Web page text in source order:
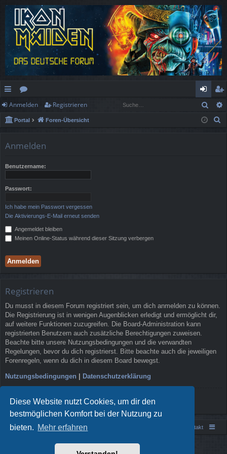
Diese Website nutzt Cookies, um dir den
bestmöglichen Komfort bei der Nutzung zu
bieten. Mehr erfahren
ch
ne
rif
f
or
en
n
m
eg
ist
Anmelden Registrieren
Portal Foren-Übersicht
Anmelden
Benutzername:
Passwort:
Ich habe mein Passwort vergessen
Die Aktivierungs-E-Mail erneut senden
Angemeldet bleiben
Meinen Online-Status während dieser Sitzung verbergen
Registrieren
Du musst in diesem Forum registriert sein, um dich anmelden zu können.
Die Registrierung ist in wenigen Augenblicken erledigt und ermöglicht dir,
auf weitere Funktionen zuzugreifen. Die Board-Administration kann
registrierten Benutzern auch zusätzliche Berechtigungen zuweisen.
Beachte bitte unsere Nutzungsbedingungen und die verwandten
Regelungen, bevor du dich registrierst. Bitte beachte auch die jeweiligen
Forenregeln, wenn du dich in diesem Board bewegst.
Nutzungsbedingungen | Datenschutzerklärung
Registrieren
Portal Foren-Übersicht Kontakt
Powered byphpBB® Forum Software © phpBB Limited